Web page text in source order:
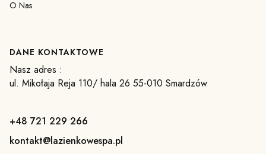
O Nas
DANE KONTAKTOWE
Nasz adres :
ul. Mikołaja Reja 110/ hala 26 55-010 Smardzów
+48 721 229 266
kontakt@lazienkowespa.pl